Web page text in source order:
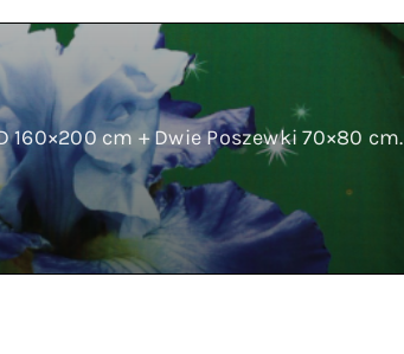
cm + Dwie Poszewki 70×80 cm.